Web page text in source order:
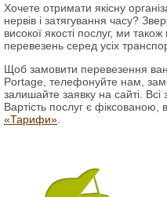
Хочете отримати якісну
нервів і затягування часу?
високої якості послуг, ми
перевезень серед усіх
Щоб замовити перевезення
Portage, телефонуйте нам,
залишайте заявку на сайті.
Вартість послуг є фіксованою,
«Тарифи»